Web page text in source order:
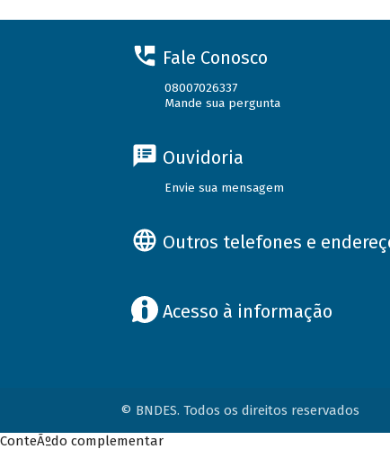
Fale Conosco
08007026337
Mande sua pergunta
Ouvidoria
Envie sua mensagem
Outros telefones e
Acesso à informação
© BNDES. Todos os direitos reservados
ConteÃºdo complementar